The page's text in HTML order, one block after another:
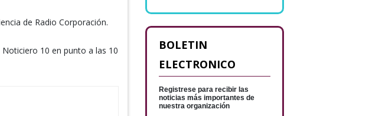
de Radio Corporación.
10 en punto a las 10
BOLETIN
ELECTRONICO
Registrese para recibir las
noticias más importantes de
nuestra organización